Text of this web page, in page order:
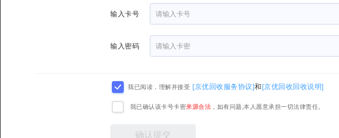
输入卡号
输入密码
我已阅读，理解并接受 [京优回收服务协议]和[京优回收回收说明]
我已确认该卡号卡密来源合法 ，如有问题,本人愿意承担一切法律责任。